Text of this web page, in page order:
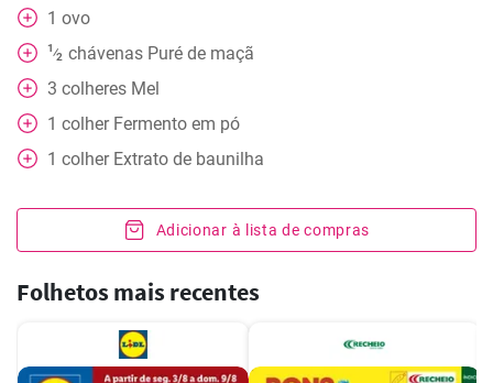
1 ovo
1⁄2 chávenas Puré de maçã
3 colheres Mel
1 colher Fermento em pó
1 colher Extrato de baunilha
Adicionar à lista de compras
Folhetos mais recentes